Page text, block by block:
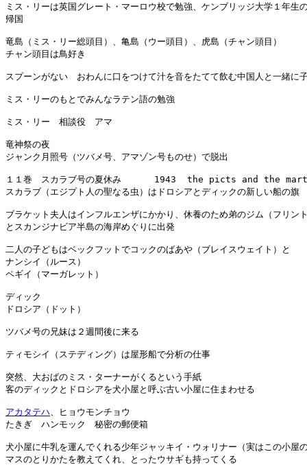
ミス・リーは英国グレート・マーロウ校で勉強、ケンブリッジ大学１年生
帰国
竜島（ミス・リー総頭目）、亀島（ウー頭目）、虎島（チャン頭目）
チャン頭目は鳥好き
スプーンがない　おわんに口をつけて汁を音をたてて飲む中国人と一緒に
ミス・リーのもとでみんなラテン語の勉強
ミス・リー　相談役　アマ
竜神祭の夜
ジャンク月照号（ツバメ号、アマゾン号ものせ）で脱出
１１巻　スカラブ号の夏休み      1943  the picts and the
スカラブ（エジプト人の聖なる虫）はドロシアとディックの新しい船の旗
ブラケット夫人はインフルエンザにかかり、休養のため弟のジム（フリン
とスカンジナビア半島の海岸めぐりに出発
二人の子どもはベックフットでコックのばあや（ブレイスウェイト）と
ナンシイ（ルース）
ペギイ（マーガレット）
ディック
ドロシア（ドット）
ツバメ号の兄妹は２週間後に来る
ティモシイ（ステディング）は屋形船で分析の仕事
突然、大おばのミス・ターナーがくるという手紙
客のディックとドロシアを犬小屋と呼ぶ古い小屋に住まわせる
アカタテハ 、ヒョウモンチョウ
たきぎ　ハンモック　秘密の郵便箱
犬小屋に牛乳を運んでくれる少年ジャッキイ・ウォリナー（実はこの小屋
マスのとりかたを教えてくれ、とったウサギも持ってくる